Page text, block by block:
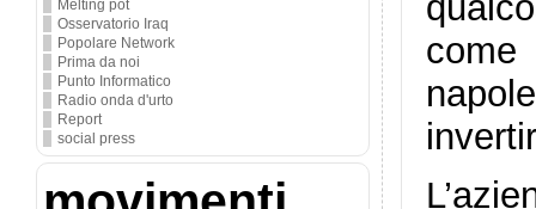
Melting pot
Osservatorio Iraq
Popolare Network
Prima da noi
Punto Informatico
Radio onda d'urto
Report
social press